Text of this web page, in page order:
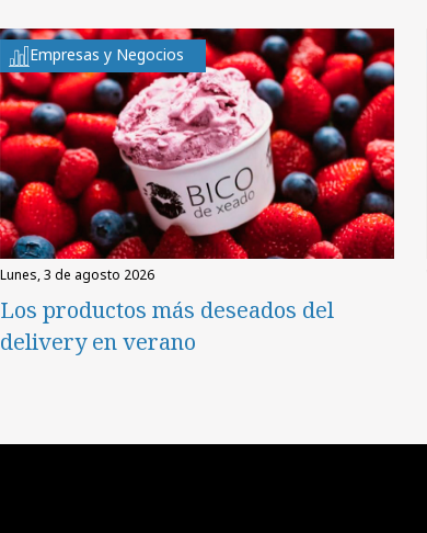
Empresas y Negocios
lunes, 3 de agosto 2026
Los productos más deseados del
delivery en verano